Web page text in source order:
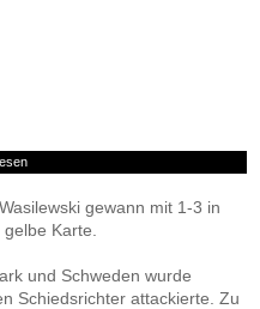
gewann mit 1-3 in
Karte.
und Schweden wurde
Schiedsrichter attackierte. Zu